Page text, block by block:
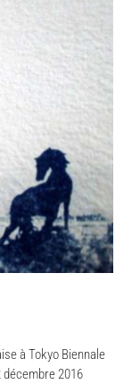
à Tokyo Biennale
décembre 2016